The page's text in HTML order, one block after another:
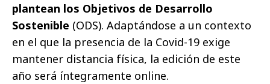
plantean los Objetivos de Desarrollo
Sostenible (ODS). Adaptándose a un contexto
en el que la presencia de la Covid-19 exige
mantener distancia física, la edición de este
año será íntegramente online.